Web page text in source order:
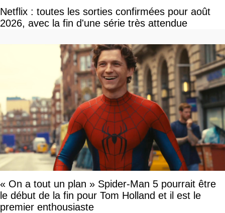
Netflix : toutes les sorties confirmées pour août
2026, avec la fin d'une série très attendue
« On a tout un plan » Spider-Man 5 pourrait être
le début de la fin pour Tom Holland et il est le
premier enthousiaste